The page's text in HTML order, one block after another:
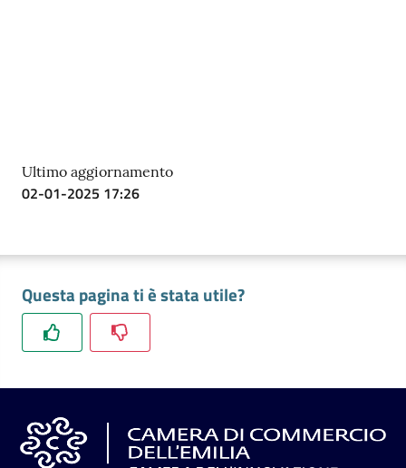
Ultimo aggiornamento
02-01-2025 17:26
Questa pagina ti è stata utile?